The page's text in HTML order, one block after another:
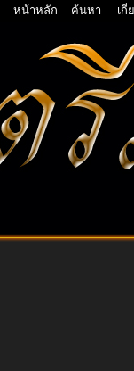
หน้าหลัก ค้นหา เกี่